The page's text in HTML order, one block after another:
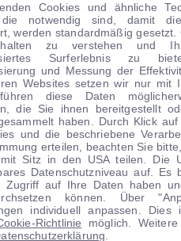
VOM
Cookies und ähnliche
die notwendig sind, damit
werden standardmäßig
zu verstehen und
Surferlebnis zu
und Messung der
Websites setzen wir nur mit
diese Daten
die Sie ihnen bereitgestellt
haben. Durch Klick
und die beschriebene
erteilen, beachten Sie
Sitz in den USA teilen. Die
Datenschutzniveau auf. Es
Zugriff auf Ihre Daten haben
können. Über
individuell anpassen.
Richtlinie möglich.